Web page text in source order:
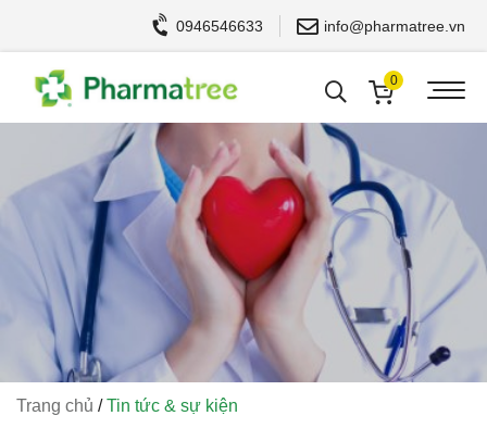
0946546633 info@pharmatree.vn
0
Trang chủ /Tin tức & sự kiện